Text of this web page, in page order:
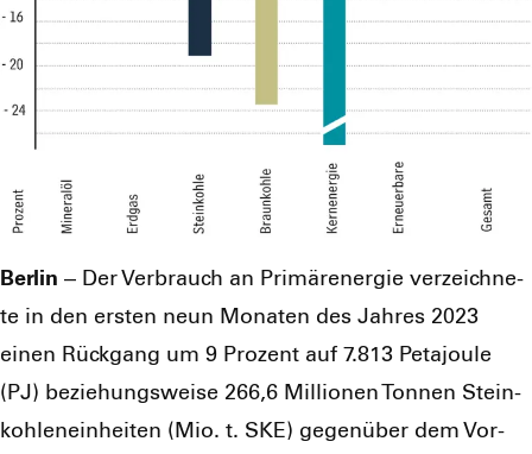
Ber­lin – Der Ver­brauch an Pri­mär­ener­gie ver­zeich­ne­
te in den ers­ten neun Mona­ten des Jah­res 2023
einen Rück­gang um 9 Pro­zent auf 7.813 Peta­joule
(PJ) bezie­hungs­wei­se 266,6 Mil­lio­nen Ton­nen Stein­
koh­len­ein­hei­ten (Mio. t. SKE) gegen­über dem Vor­